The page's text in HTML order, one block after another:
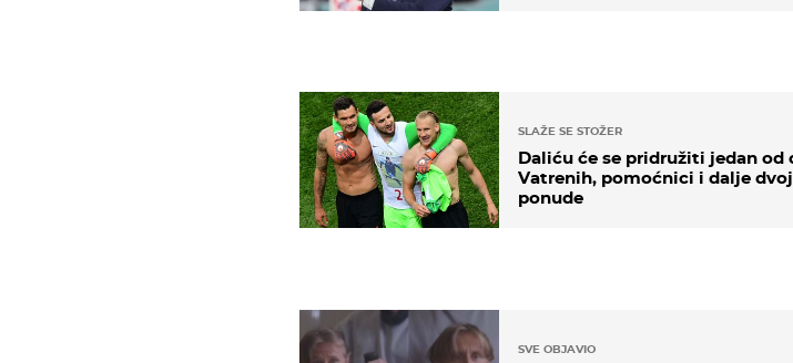
SLAŽE SE STOŽER
Daliću će se pridružiti jedan
Vatrenih, pomoćnici i dalje
ponude
SVE OBJAVIO